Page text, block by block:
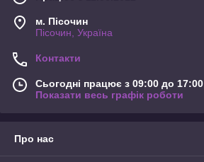
м. Пісочин
Пісочин, Україна
Контакти
Сьогодні працює з 09:00 до 17:00
Показати весь графік роботи
Про нас